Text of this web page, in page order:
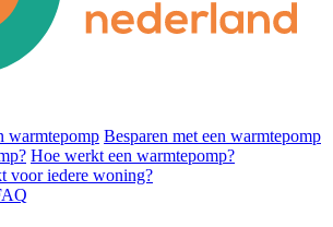
warmtepomp Besparen met een warmtepomp
Hoe werkt een warmtepomp?
voor iedere woning?